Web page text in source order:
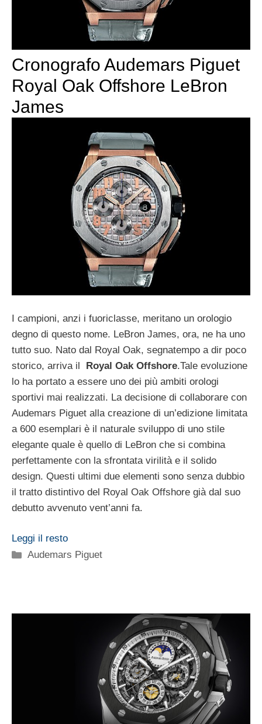
Cronografo Audemars Piguet
Royal Oak Offshore LeBron
James
I campioni, anzi i fuoriclasse, meritano un orologio
degno di questo nome. LeBron James, ora, ne ha uno
tutto suo. Nato dal Royal Oak, segnatempo a dir poco
storico, arriva il Royal Oak Offshore.Tale evoluzione
lo ha portato a essere uno dei più ambiti orologi
sportivi mai realizzati. La decisione di collaborare con
Audemars Piguet alla creazione di un’edizione limitata
a 600 esemplari è il naturale sviluppo di uno stile
elegante quale è quello di LeBron che si combina
perfettamente con la sfrontata virilità e il solido
design. Questi ultimi due elementi sono senza dubbio
il tratto distintivo del Royal Oak Offshore già dal suo
debutto avvenuto vent’anni fa.
Leggi il resto
Categorie
Audemars Piguet